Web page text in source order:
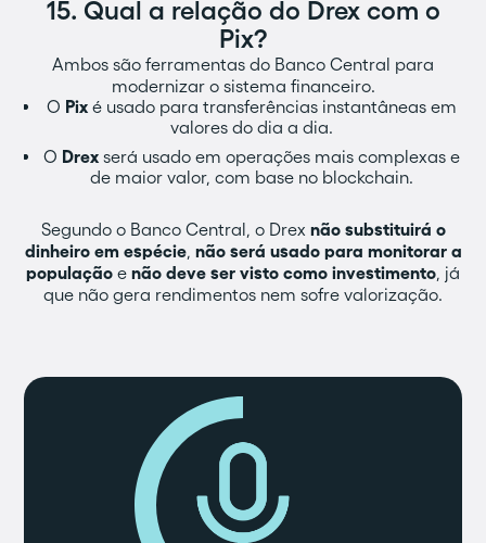
15. Qual a relação do Drex com o
Pix?‍
Ambos são ferramentas do Banco Central para
modernizar o sistema financeiro.
O Pix é usado para transferências instantâneas em
valores do dia a dia.
O Drex será usado em operações mais complexas e
de maior valor, com base no blockchain.
Segundo o Banco Central, o Drex não substituirá o
dinheiro em espécie, não será usado para monitorar a
população e não deve ser visto como investimento, já
que não gera rendimentos nem sofre valorização.